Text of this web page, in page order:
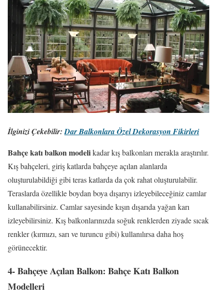
İlginizi Çekebilir:Dar Balkonlara Özel Dekorasyon Fikirleri
Bahçe katı balkon modelikadar kış balkonları merakla araştırılır.
Kış bahçeleri, giriş katlarda bahçeye açılan alanlarda
oluşturulabildiği gibi teras katlarda da çok rahat oluşturulabilir.
Teraslarda özellikle boydan boya dışarıyı izleyebileceğiniz camlar
kullanabilirsiniz. Camlar sayesinde kışın dışarıda yağan karı
izleyebilirsiniz. Kış balkonlarınızda soğuk renklerden ziyade sıcak
renkler (kırmızı, sarı ve turuncu gibi) kullanılırsa daha hoş
görünecektir.
4- Bahçeye Açılan Balkon: Bahçe Katı Balkon
Modelleri